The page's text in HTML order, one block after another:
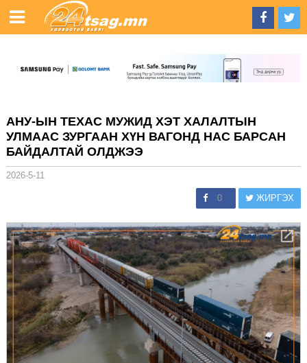
АНУ-ЫН ТЕХАС МУЖИД ХЭТ ХАЛАЛТЫН
УЛМААС ЗУРГААН ХҮН ВАГОНД НАС БАРСАН
БАЙДАЛТАЙ ОЛДЖЭЭ
2026-5-11
0 ЖИРГЭХ